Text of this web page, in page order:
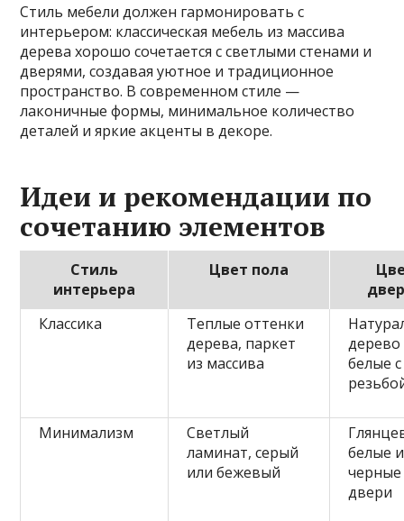
Стиль мебели должен гармонировать с
интерьером: классическая мебель из массива
дерева хорошо сочетается с светлыми стенами и
дверями, создавая уютное и традиционное
пространство. В современном стиле —
лаконичные формы, минимальное количество
деталей и яркие акценты в декоре.
Идеи и рекомендации по
сочетанию элементов
Стиль
интерьера
Цвет пола
Классика
Теплые оттенки
дерева, паркет
из массива
белые с
Минимализм
Светлый
ламинат, серый
или бежевый
белые
черные
двери